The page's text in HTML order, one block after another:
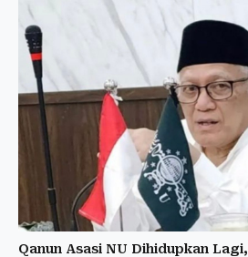
Qanun Asasi NU Dihidupkan